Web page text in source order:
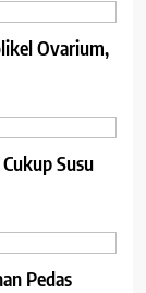
Ovarium,
Susu
Pedas